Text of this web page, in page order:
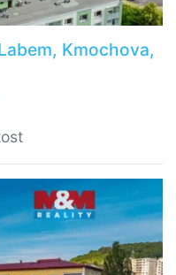
Kmochova,